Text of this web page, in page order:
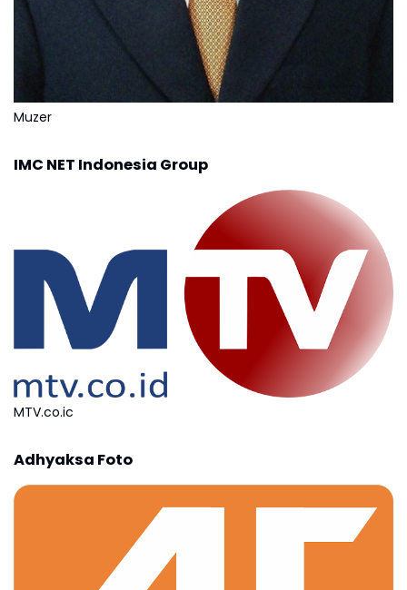
Muzer
IMC NET Indonesia Group
MTV.co.ic
Adhyaksa Foto